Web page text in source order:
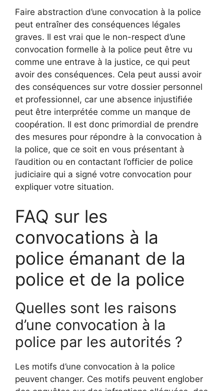
Faire abstraction d’une convocation à la police
peut entraîner des conséquences légales
graves. Il est vrai que le non-respect d’une
convocation formelle à la police peut être vu
comme une entrave à la justice, ce qui peut
avoir des conséquences. Cela peut aussi avoir
des conséquences sur votre dossier personnel
et professionnel, car une absence injustifiée
peut être interprétée comme un manque de
coopération. Il est donc primordial de prendre
des mesures pour répondre à la convocation à
la police, que ce soit en vous présentant à
l’audition ou en contactant l’officier de police
judiciaire qui a signé votre convocation pour
expliquer votre situation.
FAQ sur les
convocations à la
police émanant de la
police et de la police
Quelles sont les raisons
d’une convocation à la
police par les autorités ?
Les motifs d’une convocation à la police
peuvent changer. Ces motifs peuvent englober